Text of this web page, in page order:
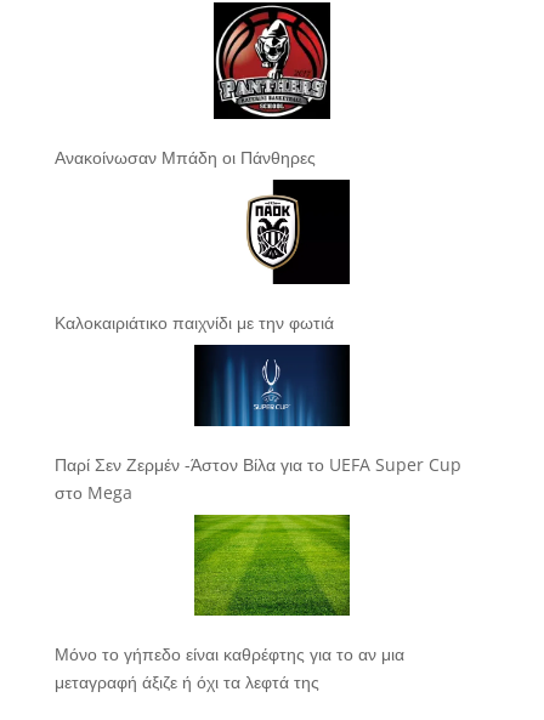
Ανακοίνωσαν Μπάδη οι Πάνθηρες
Καλοκαιριάτικο παιχνίδι με την φωτιά
Παρί Σεν Ζερμέν -Άστον Βίλα για το UEFA Super Cup
στο Mega
Μόνο το γήπεδο είναι καθρέφτης για το αν μια
μεταγραφή άξιζε ή όχι τα λεφτά της